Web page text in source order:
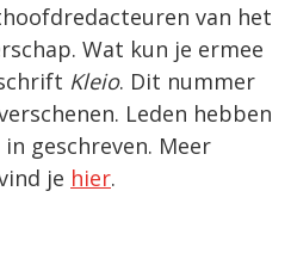
van het
Wat kun je ermee
Kleio. Dit nummer
Leden hebben
geschreven. Meer
je hier.